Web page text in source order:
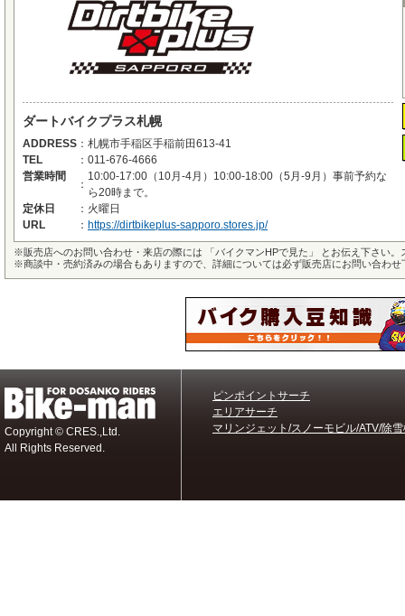
ダートバイクプラス札幌
ADDRESS ： 札幌市手稲区手稲前田613-41
TEL
： 011-676-4666
営業時間
：
10:00-17:00（10月-4月）10:00-18:00（5月-9月）事前予約な
ら20時まで。
定休日
： 火曜日
URL
： https://dirtbikeplus-sapporo.stores.jp/
※販売店へのお問い合わせ・来店の際には 「バイクマンHPで見た」 とお伝え下さい
※商談中・売約済みの場合もありますので、詳細については必ず販売店にお問い合わせ
Copyright © CRES.,Ltd.
All Rights Reserved.
ピンポイントサーチ
エリアサーチ
マリンジェット/スノーモビル/ATV/除